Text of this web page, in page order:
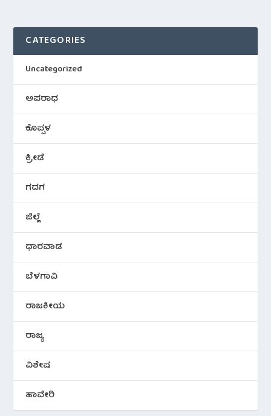
CATEGORIES
Uncategorized
ಅಪರಾಧ
ಕೊಪ್ಪಳ
ಕ್ರೀಡೆ
ಗದಗ
ಜಿಲ್ಲೆ
ಧಾರವಾಡ
ಬೆಳಗಾವಿ
ರಾಜಕೀಯ
ರಾಜ್ಯ
ವಿಶೇಷ
ಹಾವೇರಿ